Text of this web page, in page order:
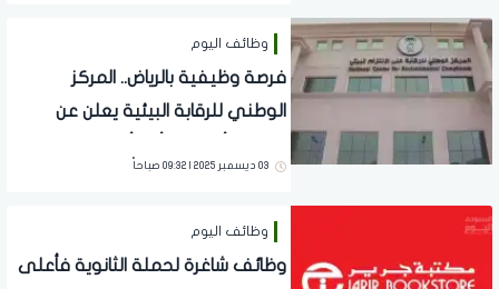
وظائف اليوم
فرصة وظيفية بالرياض.. المركز
الوطني للرقابة البيئية يعلن عن
03 ديسمبر 2025 | 09:32 صباحاً
وظائف اليوم
وظائف شاغرة لحملة الثانوية فأعلى